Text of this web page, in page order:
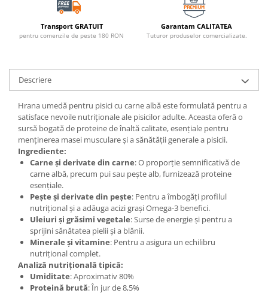
Transport GRATUIT
pentru comenzile de peste 180 RON
Garantam CALITATEA
Tuturor produselor comercializate.
Descriere
Hrana umedă pentru pisici cu carne albă este formulată pentru a
satisface nevoile nutriționale ale pisicilor adulte. Aceasta oferă o
sursă bogată de proteine de înaltă calitate, esențiale pentru
menținerea masei musculare și a sănătății generale a pisicii.
Ingrediente:
Carne și derivate din carne: O proporție semnificativă de
carne albă, precum pui sau pește alb, furnizează proteine
esențiale.
Pește și derivate din pește: Pentru a îmbogăți profilul
nutrițional și a adăuga acizi grași Omega-3 benefici.
Uleiuri și grăsimi vegetale: Surse de energie și pentru a
sprijini sănătatea pielii și a blănii.
Minerale și vitamine: Pentru a asigura un echilibru
nutrițional complet.
Analiză nutrițională tipică:
Umiditate: Aproximativ 80%
Proteină brută: În jur de 8,5%